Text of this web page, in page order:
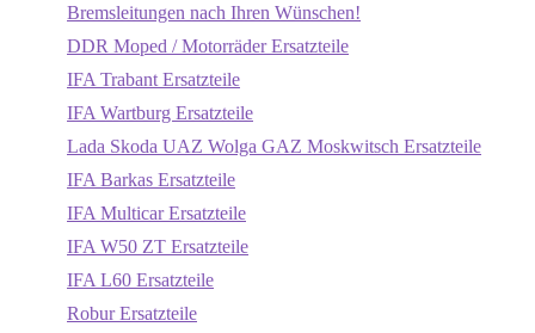
Bremsleitungen nach Ihren Wünschen!
DDR Moped / Motorräder Ersatzteile
IFA Trabant Ersatzteile
IFA Wartburg Ersatzteile
Lada Skoda UAZ Wolga GAZ Moskwitsch Ersatzteile
IFA Barkas Ersatzteile
IFA Multicar Ersatzteile
IFA W50 ZT Ersatzteile
IFA L60 Ersatzteile
Robur Ersatzteile